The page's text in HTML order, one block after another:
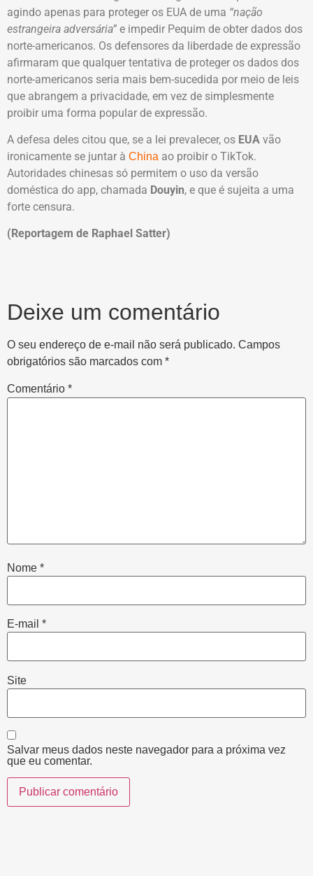
agindo apenas para proteger os EUA de uma “nação
estrangeira adversária” e impedir Pequim de obter dados dos
norte-americanos. Os defensores da liberdade de expressão
afirmaram que qualquer tentativa de proteger os dados dos
norte-americanos seria mais bem-sucedida por meio de leis
que abrangem a privacidade, em vez de simplesmente
proibir uma forma popular de expressão.
A defesa deles citou que, se a lei prevalecer, os EUA vão
ironicamente se juntar à China ao proibir o TikTok.
Autoridades chinesas só permitem o uso da versão
doméstica do app, chamada Douyin, e que é sujeita a uma
forte censura.
(Reportagem de Raphael Satter)
Deixe um comentário
O seu endereço de e-mail não será publicado. Campos
obrigatórios são marcados com *
Comentário *
Nome *
E-mail *
Site
Salvar meus dados neste navegador para a próxima vez
que eu comentar.